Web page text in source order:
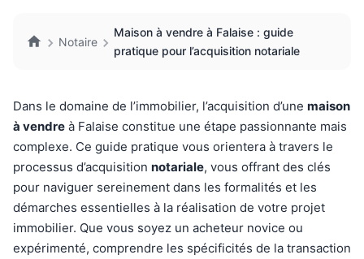
Notaire
Maison à vendre à Falaise : guide
pratique pour l’acquisition notariale
Dans le domaine de l’immobilier, l’acquisition d’une maison
à vendre à Falaise constitue une étape passionnante mais
complexe. Ce guide pratique vous orientera à travers le
processus d’acquisition notariale, vous offrant des clés
pour naviguer sereinement dans les formalités et les
démarches essentielles à la réalisation de votre projet
immobilier. Que vous soyez un acheteur novice ou
expérimenté, comprendre les spécificités de la transaction